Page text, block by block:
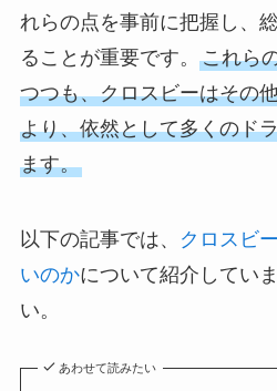
れらの点を事前に把握し、
ることが重要です。 これら
つつも、クロスビーはその
より、依然として多くのド
ます。
以下の記事では、
クロスビ
いのかについて紹介してい
い。
あわせて読みたい